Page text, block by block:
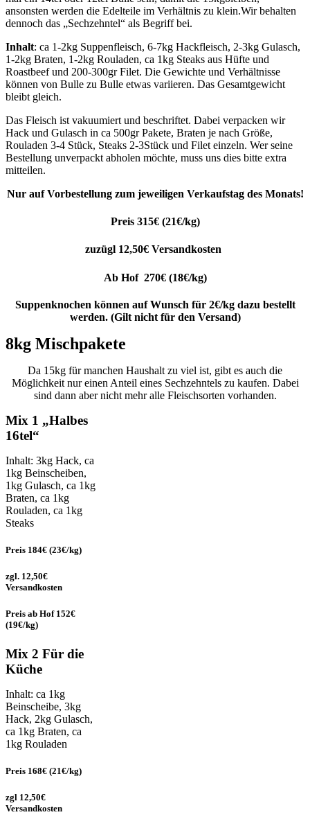
ansonsten werden die Edelteile im Verhältnis zu klein.Wir behalten
dennoch das „Sechzehntel“ als Begriff bei.
Inhalt: ca 1-2kg Suppenfleisch, 6-7kg Hackfleisch, 2-3kg Gulasch,
1-2kg Braten, 1-2kg Rouladen, ca 1kg Steaks aus Hüfte und
Roastbeef und 200-300gr Filet. Die Gewichte und Verhältnisse
können von Bulle zu Bulle etwas variieren. Das Gesamtgewicht
bleibt gleich.
Das Fleisch ist vakuumiert und beschriftet. Dabei verpacken wir
Hack und Gulasch in ca 500gr Pakete, Braten je nach Größe,
Rouladen 3-4 Stück, Steaks 2-3Stück und Filet einzeln. Wer seine
Bestellung unverpackt abholen möchte, muss uns dies bitte extra
mitteilen.
Nur auf Vorbestellung zum jeweiligen Verkaufstag des Monats!
Preis 315€ (21€/kg)
zuzügl 12,50€ Versandkosten
Ab Hof 270€ (18€/kg)
Suppenknochen können auf Wunsch für 2€/kg dazu bestellt
werden. (Gilt nicht für den Versand)
8kg Mischpakete
Da 15kg für manchen Haushalt zu viel ist, gibt es auch die
Möglichkeit nur einen Anteil eines Sechzehntels zu kaufen. Dabei
sind dann aber nicht mehr alle Fleischsorten vorhanden.
Mix 1 „Halbes
16tel“
Inhalt: 3kg Hack, ca
1kg Beinscheiben,
1kg Gulasch, ca 1kg
Braten, ca 1kg
Rouladen, ca 1kg
Steaks
Preis 184€ (23€/kg)
zgl. 12,50€
Versandkosten
Preis ab Hof 152€
(19€/kg)
Mix 2 Für die
Küche
Inhalt: ca 1kg
Beinscheibe, 3kg
Hack, 2kg Gulasch,
ca 1kg Braten, ca
1kg Rouladen
Preis 168€ (21€/kg)
zgl 12,50€
Versandkosten